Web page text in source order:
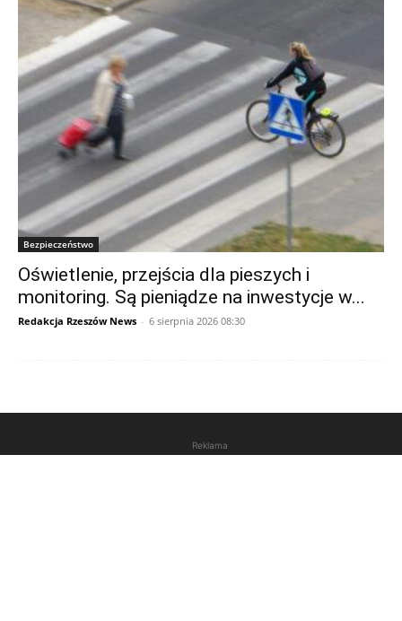
Bezpieczeństwo
Oświetlenie, przejścia dla pieszych i
monitoring. Są pieniądze na inwestycje w...
Redakcja Rzeszów News - 6 sierpnia 2026 08:30
Reklama